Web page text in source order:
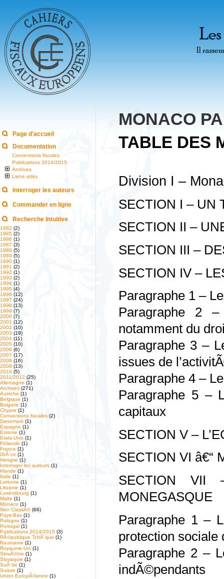
Page d'accueil
Documentation
Conventions fiscales
Publications 2014/2015
Archives
Liens utiles
Interroger les auteurs
Commander en ligne
Recherche Intuitive
1982 (2)
1985 (2)
1986 (1)
1987 (3)
1988 (5)
1989 (5)
1990 (1)
1991 (2)
1992 (1)
1993 (2)
1994 (1)
1995 (4)
1996 (12)
1997 (24)
1998 (13)
1999 (7)
2000 (7)
2001 (12)
2002 (10)
2003 (19)
2004 (11)
2005 (10)
2006 (6)
2007 (17)
2008 (16)
2009 (13)
2010 (5)
2011/2012 (25)
Allemagne (1)
Archives (271)
Autriche (1)
Belgique (1)
Bulgarie (1)
Chypre (1)
Conventions fiscales (2)
Danemark (1)
Espagne (1)
Estonie (1)
Etats-Unis (1)
Finlande (1)
France (1)
GrÃ¨ce (1)
Hongrie (1)
Interroger les auteurs (1)
Irlande (1)
Italie (1)
Lettonie (1)
Lituanie (1)
Luxembourg (1)
Malte (1)
Monaco (1)
Non ClassÃ©(66)
Pays-Bas (1)
Pologne (1)
Portugal (1)
Publications 2014/2015 (3)
RÃ©publique TchÃ¨que (1)
Roumanie (1)
Royaume-Uni (1)
SlovÃ©nie (1)
Slovaquie (1)
SuÃ¨de (1)
Suisse (1)
Union EuropÃ©enne (1)
MONACO
TABLE DES
Division I –
SECTION I – UN
SECTION II –
SECTION III –
SECTION IV –
Paragraphe 1 –
Paragraphe 2
notamment du
Paragraphe 3 –
issues de
Paragraphe 4 –
Paragraphe 5 –
capitaux
SECTION V –
SECTION VI â€“
SECTION VII
MONEGASQUE
Paragraphe 1 –
protection
Paragraphe 2 –
indÃ©pendants